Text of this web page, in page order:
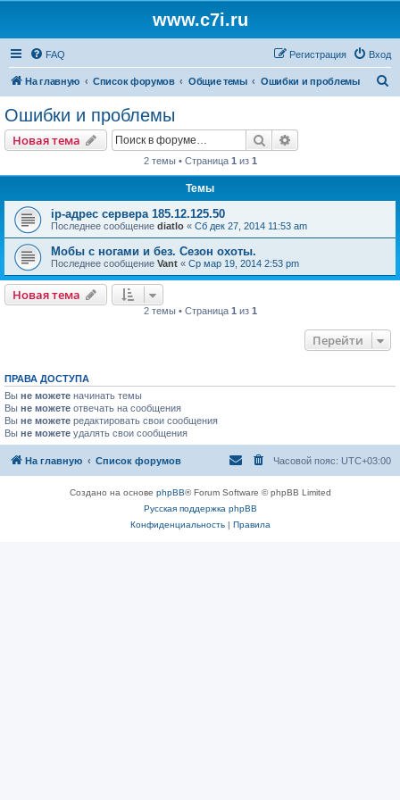
www.c7i.ru
FAQ Вход
Регистрация
На главную Список форумов Общие темы Ошибки и проблемы
Ошибки и проблемы
Новая тема Поиск
2 темы • Страница 1 из 1
Темы
ip-адрес сервера 185.12.125.50
Последнее сообщение diatlo « Сб дек 27, 2014 11:53 am
Мобы с ногами и без. Сезон охоты.
Последнее сообщение Vant « Ср мар 19, 2014 2:53 pm
Новая тема
2 темы • Страница 1 из 1
Перейти
ПРАВА ДОСТУПА
Вы не можете начинать темы
Вы не можете отвечать на сообщения
Вы не можете редактировать свои сообщения
Вы не можете удалять свои сообщения
На главную Список форумов Часовой пояс: UTC+03:00
Создано на основе phpBB® Forum Software © phpBB Limited
Русская поддержка phpBB
Конфиденциальность| Правила